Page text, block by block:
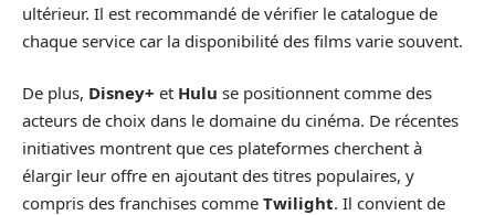
ultérieur. Il est recommandé de vérifier le catalogue de
chaque service car la disponibilité des films varie souvent.
De plus, Disney+ et Hulu se positionnent comme des
acteurs de choix dans le domaine du cinéma. De récentes
initiatives montrent que ces plateformes cherchent à
élargir leur offre en ajoutant des titres populaires, y
compris des franchises comme Twilight. Il convient de